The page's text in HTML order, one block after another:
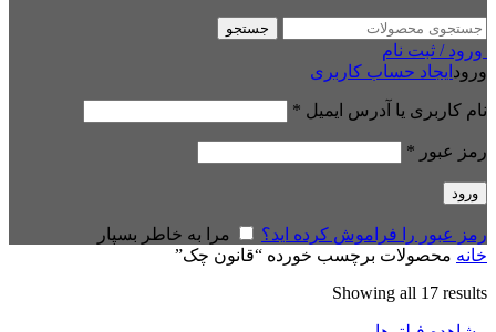
جستجو
ورود / ثبت نام
ورود ایجاد حساب کاربری
نام کاربری یا آدرس ایمیل *
رمز عبور *
ورود
رمز عبور را فراموش کرده اید؟
مرا به خاطر بسپار
خانه محصولات برچسب خورده “قانون چک”
Showing all 17 results